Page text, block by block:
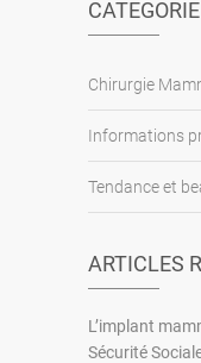
CATEGORIE
Chirurgie
Informations
Tendance et
ARTICLES
L’implant
Sécurité